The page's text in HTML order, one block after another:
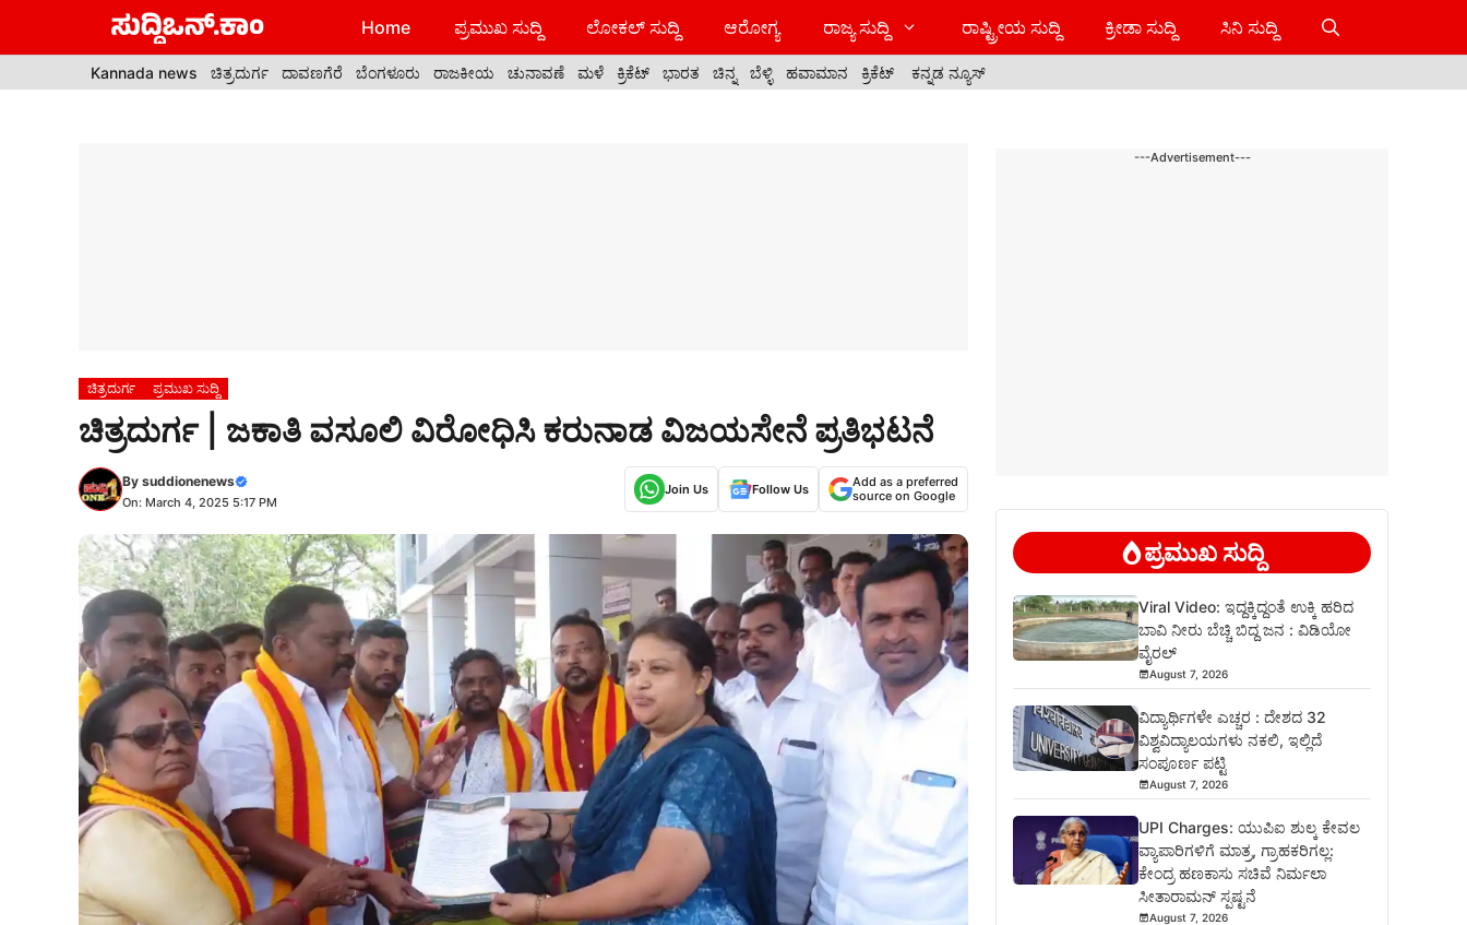
Home ಪ್ರಮುಖ ಸುದ್ದಿ ಲೋಕಲ್ ಸುದ್ದಿ ಆರೋಗ್ಯ ರಾಜ್ಯ ಸುದ್ದಿ ರಾಷ್ಟ್ರೀಯ ಸುದ್ದಿ ಕ್ರೀಡಾ ಸುದ್ದಿ ಸಿನಿ ಸುದ್ದಿ
Kannada news ಚಿತ್ರದುರ್ಗ ದಾವಣಗೆರೆ ಬೆಂಗಳೂರು ರಾಜಕೀಯ ಚುನಾವಣೆ ಮಳೆ ಕ್ರಿಕೆಟ್ ಭಾರತ ಚಿನ್ನ ಬೆಳ್ಳಿ ಹವಾಮಾನ ಕ್ರಿಕೆಟ್ ಕನ್ನಡ ನ್ಯೂಸ್
ಚಿತ್ರದುರ್ಗ ಪ್ರಮುಖ ಸುದ್ದಿ
ಚಿತ್ರದುರ್ಗ | ಜಕಾತಿ ವಸೂಲಿ ವಿರೋಧಿಸಿ ಕರುನಾಡ ವಿಜಯಸೇನೆ ಪ್ರತಿಭಟನೆ
By suddionenews
On: March 4, 2025 5:17 PM
Join Us Follow Us
Add as a preferred
source on Google
---Advertisement---
ಪ್ರಮುಖ ಸುದ್ದಿ
Viral Video: ಇದ್ದಕ್ಕಿದ್ದಂತೆ ಉಕ್ಕಿ ಹರಿದ
ಬಾವಿ ನೀರು ಬೆಚ್ಚಿ ಬಿದ್ದ ಜನ : ವಿಡಿಯೋ
ವೈರಲ್
August 7, 2026
ವಿದ್ಯಾರ್ಥಿಗಳೇ ಎಚ್ಚರ : ದೇಶದ 32
ವಿಶ್ವವಿದ್ಯಾಲಯಗಳು ನಕಲಿ, ಇಲ್ಲಿದೆ
ಸಂಪೂರ್ಣ ಪಟ್ಟಿ
August 7, 2026
UPI Charges: ಯುಪಿಐ ಶುಲ್ಕ ಕೇವಲ
ವ್ಯಾಪಾರಿಗಳಿಗೆ ಮಾತ್ರ, ಗ್ರಾಹಕರಿಗಲ್ಲ:
ಕೇಂದ್ರ ಹಣಕಾಸು ಸಚಿವೆ ನಿರ್ಮಲಾ
ಸೀತಾರಾಮನ್ ಸ್ಪಷ್ಟನೆ
August 7, 2026